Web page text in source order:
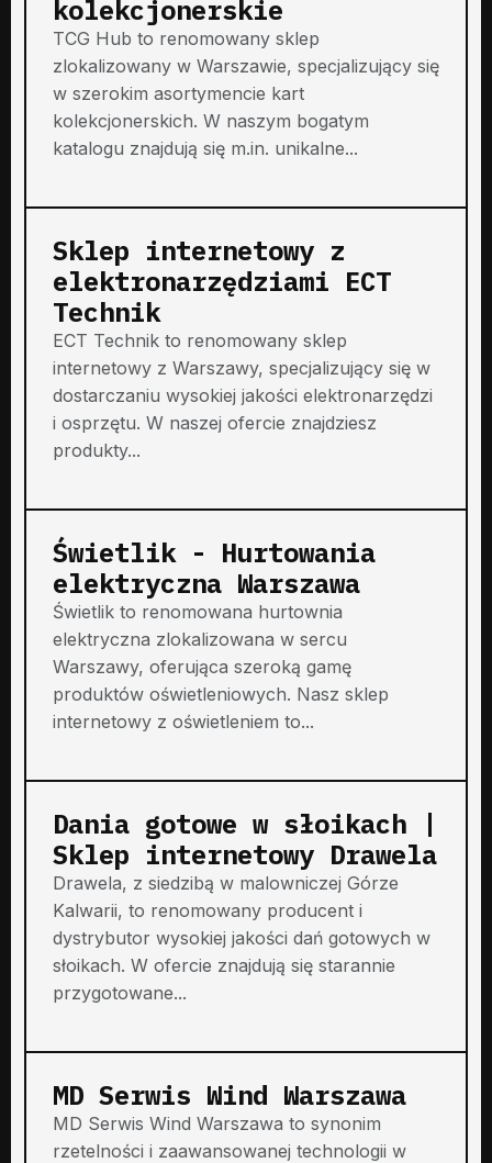
kolekcjonerskie
TCG Hub to renomowany sklep
zlokalizowany w Warszawie, specjalizujący się
w szerokim asortymencie kart
kolekcjonerskich. W naszym bogatym
katalogu znajdują się m.in. unikalne...
Sklep internetowy z
elektronarzędziami ECT
Technik
ECT Technik to renomowany sklep
internetowy z Warszawy, specjalizujący się w
dostarczaniu wysokiej jakości elektronarzędzi
i osprzętu. W naszej ofercie znajdziesz
produkty...
Świetlik - Hurtowania
elektryczna Warszawa
Świetlik to renomowana hurtownia
elektryczna zlokalizowana w sercu
Warszawy, oferująca szeroką gamę
produktów oświetleniowych. Nasz sklep
internetowy z oświetleniem to...
Dania gotowe w słoikach |
Sklep internetowy Drawela
Drawela, z siedzibą w malowniczej Górze
Kalwarii, to renomowany producent i
dystrybutor wysokiej jakości dań gotowych w
słoikach. W ofercie znajdują się starannie
przygotowane...
MD Serwis Wind Warszawa
MD Serwis Wind Warszawa to synonim
rzetelności i zaawansowanej technologii w